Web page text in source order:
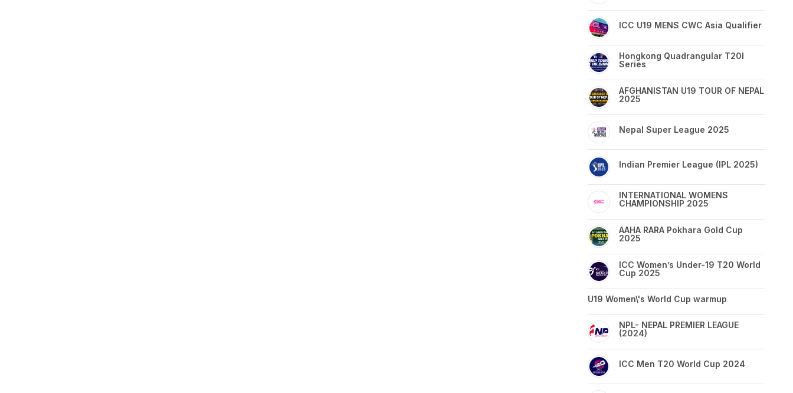
ICC U19 MENS CWC Asia Qualifier
Hongkong Quadrangular T20I
Series
AFGHANISTAN U19 TOUR OF NEPAL
2025
Nepal Super League 2025
Indian Premier League (IPL 2025)
INTERNATIONAL WOMENS
CHAMPIONSHIP 2025
AAHA RARA Pokhara Gold Cup
2025
ICC Women’s Under-19 T20 World
Cup 2025
U19 Women\'s World Cup warmup
NPL- NEPAL PREMIER LEAGUE
(2024)
ICC Men T20 World Cup 2024